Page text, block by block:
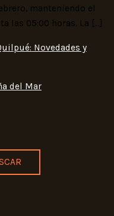
manteniendo el
las 05:00 horas. La […]
Novedades y
del Mar